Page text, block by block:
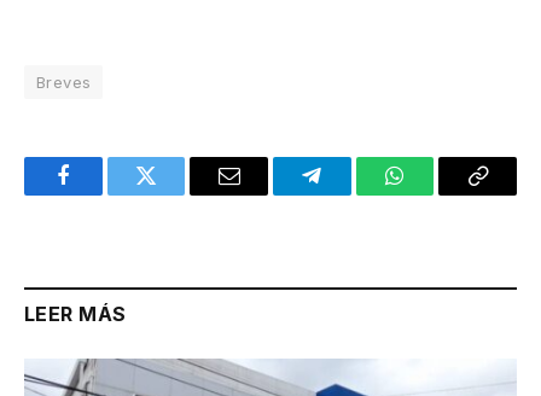
Breves
FacebookTwitter Email TelegramWhatsAppCopy
LEER MÁS